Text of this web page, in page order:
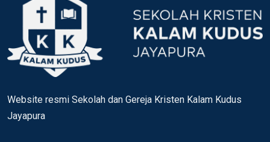
Website resmi Sekolah dan Gereja Kristen Kalam Kudus
Jayapura